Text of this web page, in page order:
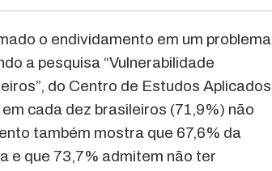
o endividamento em um problema
a pesquisa “Vulnerabilidade
do Centro de Estudos Aplicados
cada dez brasileiros (71,9%) não
também mostra que 67,6% da
e que 73,7% admitem não ter